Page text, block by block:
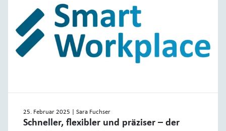
25. Februar 2025 | Sara Fuchser
Schneller, flexibler und präziser – der